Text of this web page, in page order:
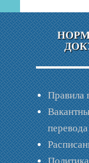
Правила
перевода